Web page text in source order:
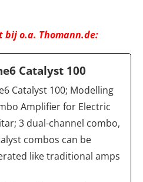
o.a. Thomann.de:
Catalyst 100
Catalyst 100; Modelling
Amplifier for Electric
3 dual-channel combo,
combos can be
like traditional amps